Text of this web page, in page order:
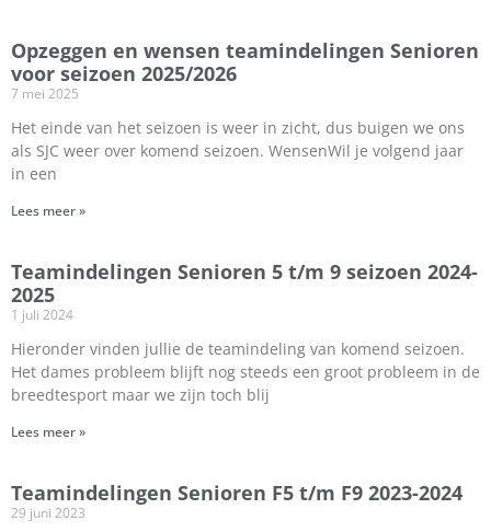
Opzeggen en wensen teamindelingen Senioren
voor seizoen 2025/2026
7 mei 2025
Het einde van het seizoen is weer in zicht, dus buigen we ons
als SJC weer over komend seizoen. WensenWil je volgend jaar
in een
Lees meer »
Teamindelingen Senioren 5 t/m 9 seizoen 2024-
2025
1 juli 2024
Hieronder vinden jullie de teamindeling van komend seizoen.
Het dames probleem blijft nog steeds een groot probleem in de
breedtesport maar we zijn toch blij
Lees meer »
Teamindelingen Senioren F5 t/m F9 2023-2024
29 juni 2023